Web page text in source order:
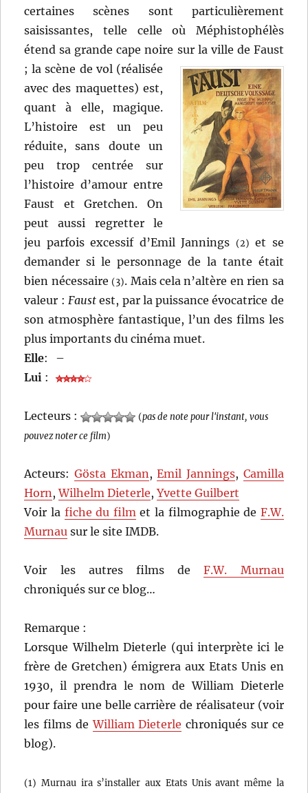
certaines scènes sont particulièrement
saisissantes, telle celle où Méphistophélès
étend sa grande cape noire sur la ville de Faust
;la scène de vol (réalisée
avec des maquettes) est,
quant à elle, magique.
L’histoire est un peu
réduite, sans doute un
peu trop centrée sur
l’histoire d’amour entre
Faust et Gretchen. On
peut aussi regretter le
jeu parfois excessif d’Emil Jannings (2) et se
demander si le personnage de la tante était
bien nécessaire(3). Mais cela n’altère en rien sa
valeur : Faustest, par la puissance évocatrice de
son atmosphère fantastique, l’un des films les
plus importants du cinéma muet.
Elle:
–
Lui :
Lecteurs : (pas de note pour l'instant, vous
pouvez noter ce film)
Acteurs: Gösta Ekman,Emil Jannings, Camilla
Horn,Wilhelm Dieterle,Yvette Guilbert
Voir la fiche du filmet la filmographie de F.W.
Murnau sur le site IMDB.
Voir les autres films deF.W. Murnau
chroniqués sur ce blog…
Remarque :
Lorsque Wilhelm Dieterle (qui interprète ici le
frère de Gretchen) émigrera aux Etats Unis en
1930, il prendra le nom de William Dieterle
pour faire une belle carrière de réalisateur (voir
les films deWilliam Dieterle chroniqués sur ce
blog).
(1) Murnau ira s’installer aux Etats Unis avant même la